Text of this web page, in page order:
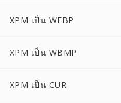
XPM เป็น WEBP
XPM เป็น WBMP
XPM เป็น CUR